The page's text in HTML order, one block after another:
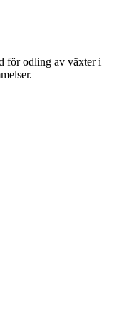
för odling av växter i